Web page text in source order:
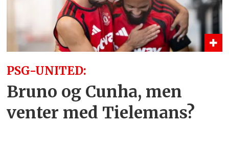
PSG-UNITED:
Bruno og Cunha, men
venter med Tielemans?